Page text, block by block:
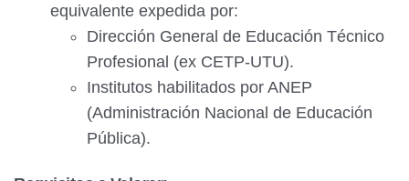
equivalente expedida por:
Dirección General de Educación Técnico
Profesional (ex CETP-UTU).
Institutos habilitados por ANEP
(Administración Nacional de Educación
Pública).